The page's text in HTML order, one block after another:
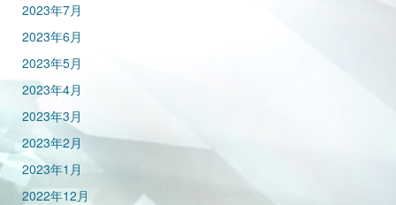
2023年7月
2023年6月
2023年5月
2023年4月
2023年3月
2023年2月
2023年1月
2022年12月